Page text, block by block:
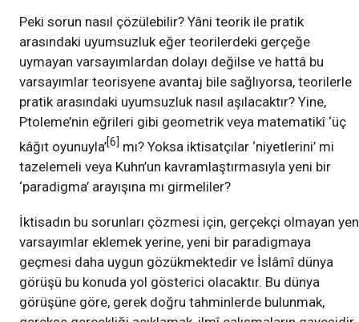
Peki sorun nasıl çözülebilir? Yâni teorik ile pratik
arasındaki uyumsuzluk eğer teorilerdeki gerçeğe
uymayan varsayımlardan dolayı değilse ve hattâ bu
varsayımlar teorisyene avantaj bile sağlıyorsa, teorilerle
pratik arasındaki uyumsuzluk nasıl aşılacaktır? Yine,
Ptoleme’nin eğrileri gibi geometrik veya matematikî ‘üç
kâğıt oyunuyla’[6] mı? Yoksa iktisatçılar ‘niyetlerini’ mi
tazelemeli veya Kuhn’un kavramlaştırmasıyla yeni bir
‘paradigma’ arayışına mı girmeliler?
İktisadın bu sorunları çözmesi için, gerçekçi olmayan
varsayımlar eklemek yerine, yeni bir paradigmaya
geçmesi daha uygun gözükmektedir ve İslâmî dünya
görüşü bu konuda yol gösterici olacaktır. Bu dünya
görüşüne göre, gerek doğru tahminlerde bulunmak,